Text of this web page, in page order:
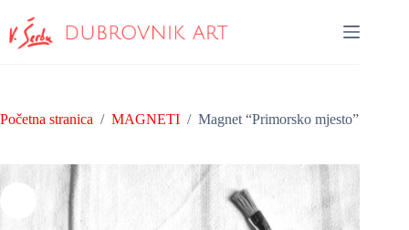
sadržaj
Početna stranica / MAGNETI / Magnet “Primorsko mjesto”